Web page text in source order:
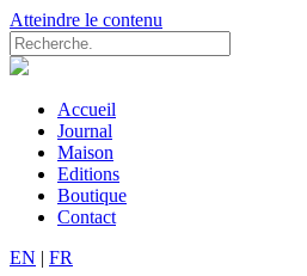
Atteindre le contenu
Accueil
Journal
Maison
Editions
Boutique
Contact
EN | FR